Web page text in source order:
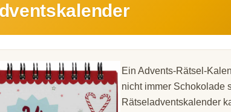
Ein Advents-Rätsel-
nicht immer Schokolade
Rätseladventskalender